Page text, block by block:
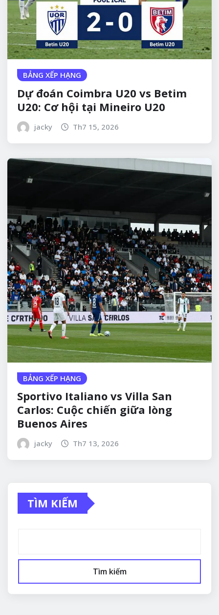
BẢNG XẾP HẠNG
Dự đoán Coimbra U20 vs Betim
U20: Cơ hội tại Mineiro U20
jacky Th7 15, 2026
BẢNG XẾP HẠNG
Sportivo Italiano vs Villa San
Carlos: Cuộc chiến giữa lòng
Buenos Aires
jacky Th7 13, 2026
TÌM KIẾM
Tìm kiếm